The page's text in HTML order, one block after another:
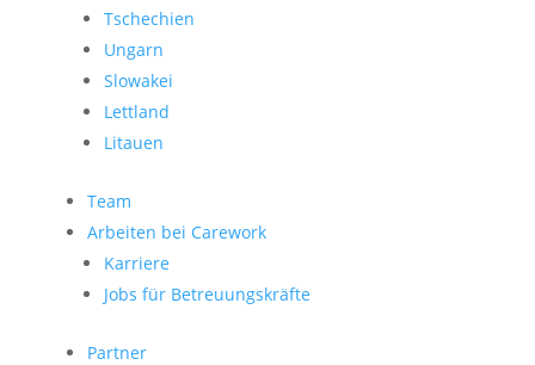
Tschechien
Ungarn
Slowakei
Lettland
Litauen
Team
Arbeiten bei Carework
Karriere
Jobs für Betreuungskräfte
Partner